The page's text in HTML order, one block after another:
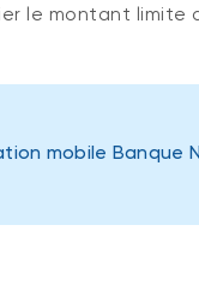
le montant limite
mobile Banque